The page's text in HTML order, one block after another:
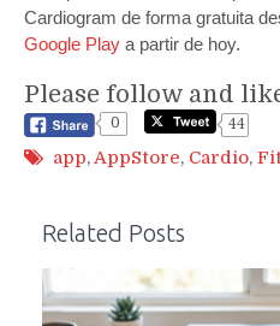
Cardiogram de forma gratuita
Google Play a partir de hoy.
Please follow and
0
44
app,AppStore, Cardio,
Related Posts